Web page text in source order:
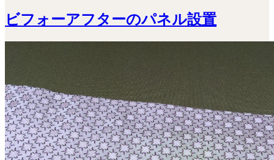
ビフォーアフターのパネル設置